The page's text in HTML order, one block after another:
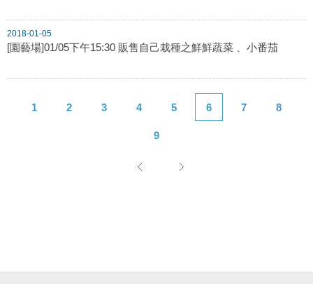
2018-01-05
[園藝場]01/05下午15:30 販售自己栽種之鮮鮮蔬菜 、小番茄
1 2 3 4 5 6 7 8
9